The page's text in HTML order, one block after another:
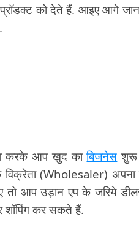
प्रॉडक्ट को देते हैं. आइए आगे
करके आप खुद काबिजनेस शुरू
(Wholesaler) अपना
तो आप उड़ान एप के जरिये
कर सकते हैं.